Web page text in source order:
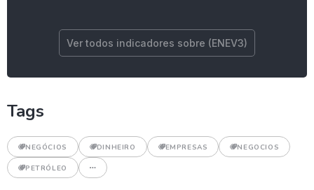
Ver todos indicadores sobre (ENEV3)
Tags
NEGÓCIOS DINHEIRO EMPRESAS NEGOCIOS
PETRÓLEO